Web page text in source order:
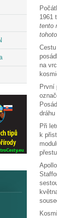
1961
tento
na
První
Při
k